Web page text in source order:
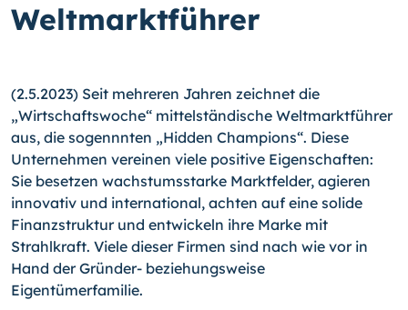
Weltmarktführer
(2.5.2023) Seit mehreren Jahren zeichnet die
„Wirtschaftswoche“ mittelständische Weltmarktführer
aus, die sogennnten „Hidden Champions“. Diese
Unternehmen vereinen viele positive Eigenschaften:
Sie besetzen wachstumsstarke Marktfelder, agieren
innovativ und international, achten auf eine solide
Finanzstruktur und entwickeln ihre Marke mit
Strahlkraft. Viele dieser Firmen sind nach wie vor in
Hand der Gründer- beziehungsweise
Eigentümerfamilie.